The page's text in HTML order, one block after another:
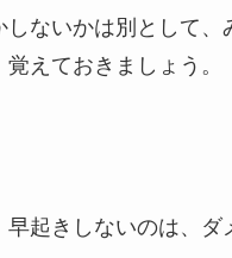
しないかは別として、
えておきましょう。
起きしないのは、ダ